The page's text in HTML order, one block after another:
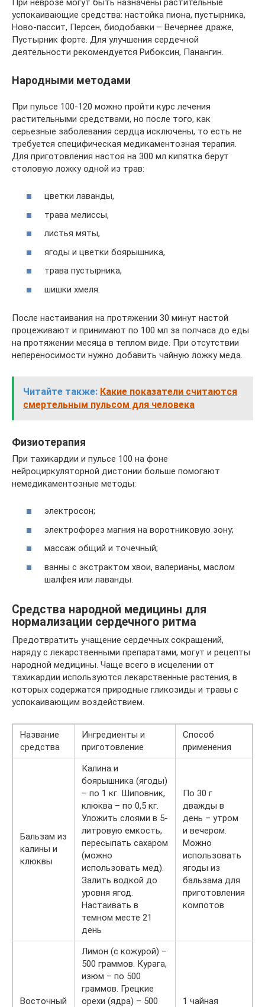
успокаивающие средства: настойка пиона, пустырника,
Ново-пассит, Персен, биодобавки – Вечернее драже,
Пустырник форте. Для улучшения сердечной
деятельности рекомендуется Рибоксин, Панангин.
Народными методами
При пульсе 100-120 можно пройти курс лечения
растительными средствами, но после того, как
серьезные заболевания сердца исключены, то есть не
требуется специфическая медикаментозная терапия.
Для приготовления настоя на 300 мл кипятка берут
столовую ложку одной из трав:
цветки лаванды,
трава мелиссы,
листья мяты,
ягоды и цветки боярышника,
трава пустырника,
шишки хмеля.
После настаивания на протяжении 30 минут настой
процеживают и принимают по 100 мл за полчаса до еды
на протяжении месяца в теплом виде. При отсутствии
непереносимости нужно добавить чайную ложку меда.
Читайте также: Какие показатели считаются
смертельным пульсом для человека
Физиотерапия
При тахикардии и пульсе 100 на фоне
нейроциркуляторной дистонии больше помогают
немедикаментозные методы:
электросон;
электрофорез магния на воротниковую зону;
массаж общий и точечный;
ванны с экстрактом хвои, валерианы, маслом
шалфея или лаванды.
Средства народной медицины для
нормализации сердечного ритма
Предотвратить учащение сердечных сокращений,
наряду с лекарственными препаратами, могут и рецепты
народной медицины. Чаще всего в исцелении от
тахикардии используются лекарственные растения, в
которых содержатся природные гликозиды и травы с
успокаивающим воздействием.
Название
средства
Ингредиенты и
приготовление
Способ
применения
Бальзам из
калины и
клюквы
Калина и
боярышника (ягоды)
– по 1 кг. Шиповник,
клюква – по 0,5 кг.
Уложить слоями в 5-
литровую емкость,
пересыпать сахаром
(можно
использовать мед).
Залить водкой до
уровня ягод.
Настаивать в
темном месте 21
день
По 30 г
дважды в
день – утром
и вечером.
Можно
использовать
ягоды из
бальзама для
приготовления
компотов
Восточный
Лимон (с кожурой) –
500 граммов. Курага,
изюм – по 500
граммов. Грецкие
орехи (ядра) – 500
1 чайная